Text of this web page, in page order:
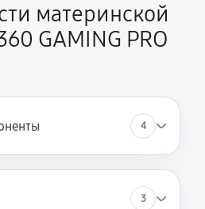
материнской
GAMING PRO
4
3